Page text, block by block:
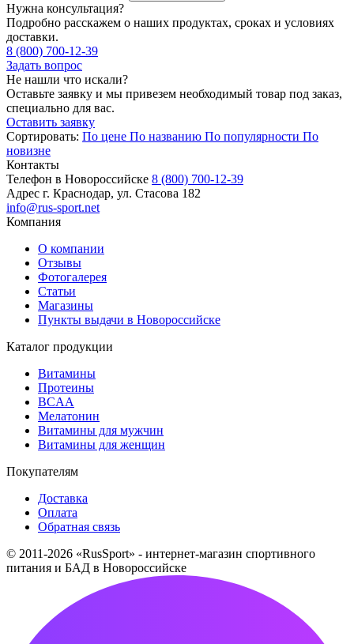
Нужна консультация?
Подробно расскажем о наших продуктах, сроках и условиях
доставки.
8 (800) 700-12-39
Задать вопрос
Не нашли что искали?
Оставьте заявку и мы привезем необходимый товар под заказ,
специально для вас.
Оставить заявку
Сортировать: По цене По названию По популярности По
новизне
Контакты
Телефон в Новороссийске 8 (800) 700-12-39
Адрес г. Краснодар, ул. Стасова 182
info@rus-sport.net
Компания
О компании
Отзывы
Фотогалерея
Статьи
Магазины
Пункты выдачи в Новороссийске
Каталог продукции
Витамины
Протеины
BCAA
Мелатонин
Витамины для мужчин
Витамины для женщин
Покупателям
Доставка
Оплата
Обратная связь
© 2011-2026 «RusSport» - интернет-магазин спортивного
питания и БАД в Новороссийске